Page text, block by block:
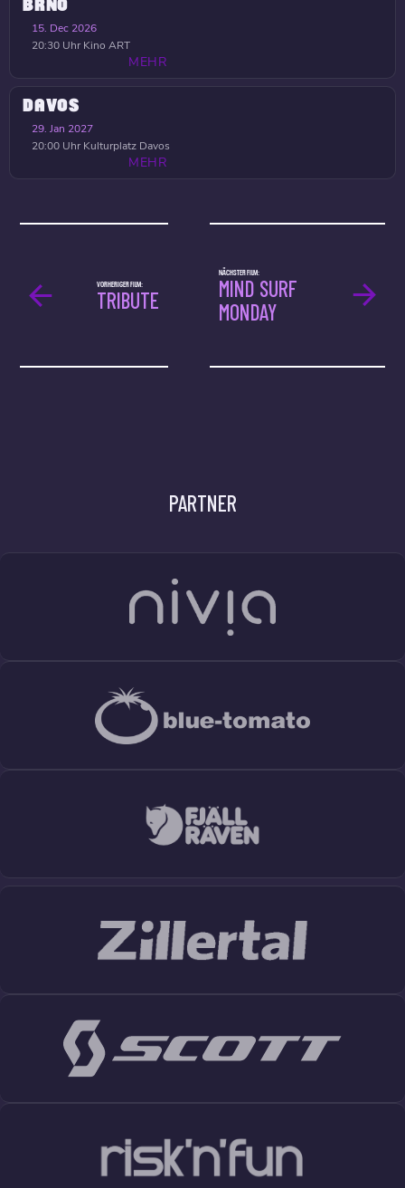
BRNO
15. Dec 2026
20:30 Uhr Kino ART
MEHR
DAVOS
29. Jan 2027
20:00 Uhr Kulturplatz Davos
MEHR
NÄCHSTER FILM:
MIND SURF
MONDAY
VORHERIGER FILM:
TRIBUTE
PARTNER